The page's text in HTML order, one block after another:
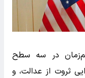
در سه سطح
ثروت از عدالت، و